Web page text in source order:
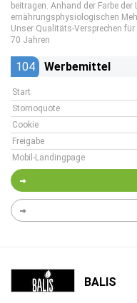
beitragen. Anhand der Farbe
ernährungsphysiologischen
Unser Qualitäts-Versprechen
70 Jahren
104 Werbemittel
Start
Stornoquote
Cookie
Freigabe
Mobil-Landingpage
BALIS